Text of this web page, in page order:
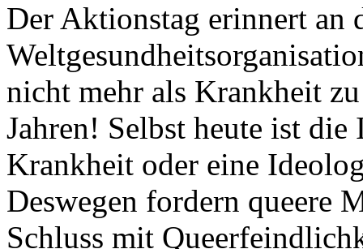
Der Aktionstag erinnert an
nicht mehr als Krankheit
Jahren! Selbst heute ist die
Krankheit oder eine
Deswegen fordern queere
Schluss mit